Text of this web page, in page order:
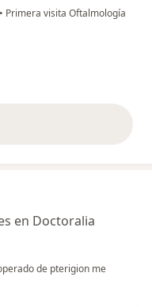
• Primera visita Oftalmología
anteriores
en Doctoralia
de pterigion me